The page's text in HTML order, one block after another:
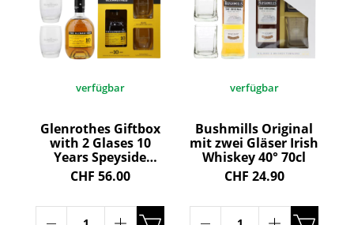
verfügbar
Glenrothes Giftbox
with 2 Glases 10
Years Speyside
Single Malt Scotch
Whisky 40° 70cl
CHF 56.00
verfügbar
Bushmills Original
mit zwei Gläser Irish
Whiskey 40° 70cl
CHF 24.90